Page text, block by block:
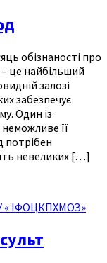
обізнаності про
це найбільший
залозі
забезпечує
Один із
її
потрібен
невеликих […]
« ІФОЦКПХМОЗ»